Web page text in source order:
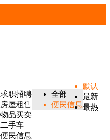
求职招聘
房屋租售
物品买卖
二手车
便民信息
全部
便民信息
默认
最新
最热